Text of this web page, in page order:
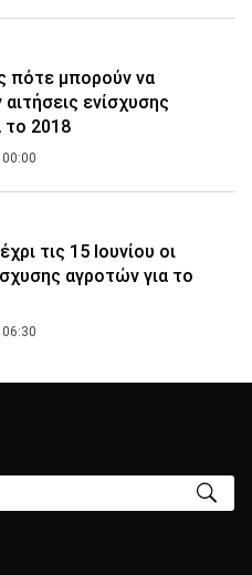
πότε μπορούν να
ενίσχυσης
το 2018
00:00
τις 15 Ιουνίου οι
αγροτών για το
06:30